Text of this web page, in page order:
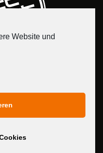
Website und